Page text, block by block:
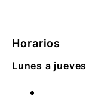
Horarios
Lunes a jueves